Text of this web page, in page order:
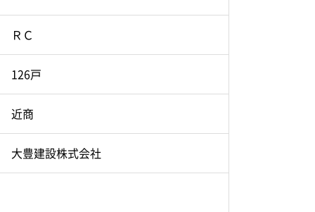
ＲＣ
126戸
近商
大豊建設株式会社